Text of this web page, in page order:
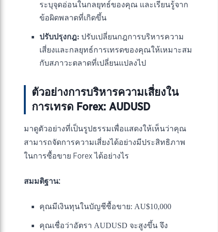
ระบุจุดอ่อนในกลยุทธ์ของคุณ และเรียนรู้จาก
ข้อผิดพลาดที่เกิดขึ้น
ปรับปรุงกฎ: ปรับเปลี่ยนกฎการบริหารความ
เสี่ยงและกลยุทธ์การเทรดของคุณให้เหมาะสม
กับสภาวะตลาดที่เปลี่ยนแปลงไป
ตัวอย่างการบริหารความเสี่ยงใน
การเทรด Forex: AUDUSD
มาดูตัวอย่างที่เป็นรูปธรรมเพื่อแสดงให้เห็นว่าคุณ
สามารถจัดการความเสี่ยงได้อย่างมีประสิทธิภาพ
ในการซื้อขาย Forex ได้อย่างไร
สมมติฐาน:
คุณมีเงินทุนในบัญชีซื้อขาย: AU$10,000
คุณเชื่อว่าอัตรา AUDUSD จะสูงขึ้น จึง